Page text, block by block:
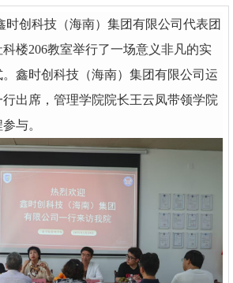
时创科技（海南）集团有限公司代表团
楼206教室举行了一场意义非凡的实
鑫时创科技（海南）集团有限公司运
出席，管理学院院长王云凤带领学院
与。